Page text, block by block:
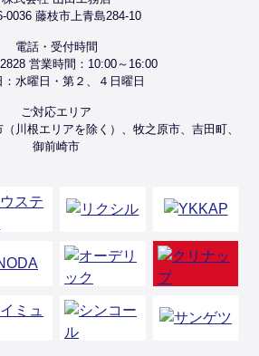
0036 藤枝市上青島284-10
電話・受付時間
営業時間：10:00～16:00
：水曜日・第２、４日曜日
ご対応エリア
川根エリアを除く）、牧之原市、吉田町、
御前崎市